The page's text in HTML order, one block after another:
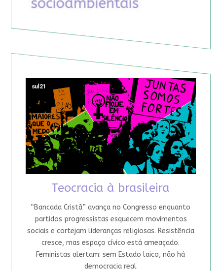
Teocracia à brasileira
“Bancada Cristã” avança no Congresso enquanto
partidos progressistas esquecem movimentos
sociais e cortejam lideranças religiosas. Resistência
cresce, mas espaço cívico está ameaçado.
Feministas alertam: sem Estado laico, não há
democracia real